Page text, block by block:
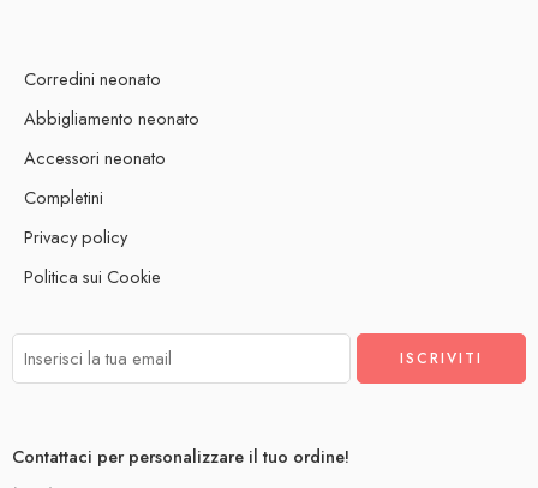
Corredini neonato
Abbigliamento neonato
Accessori neonato
Completini
Privacy policy
Politica sui Cookie
Contattaci per personalizzare il tuo ordine!